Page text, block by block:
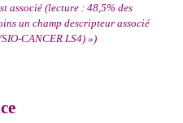
associé (lecture : 48,5% des
un champ descripteur associé
CANCER LS4) »)